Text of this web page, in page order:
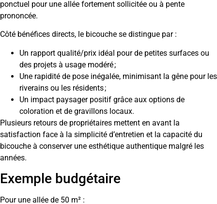
ponctuel pour une allée fortement sollicitée ou à pente
prononcée.
Côté bénéfices directs, le bicouche se distingue par :
Un rapport qualité/prix idéal pour de petites surfaces ou
des projets à usage modéré ;
Une rapidité de pose inégalée, minimisant la gêne pour les
riverains ou les résidents ;
Un impact paysager positif grâce aux options de
coloration et de gravillons locaux.
Plusieurs retours de propriétaires mettent en avant la
satisfaction face à la simplicité d’entretien et la capacité du
bicouche à conserver une esthétique authentique malgré les
années.
Exemple budgétaire
Pour une allée de 50 m² :